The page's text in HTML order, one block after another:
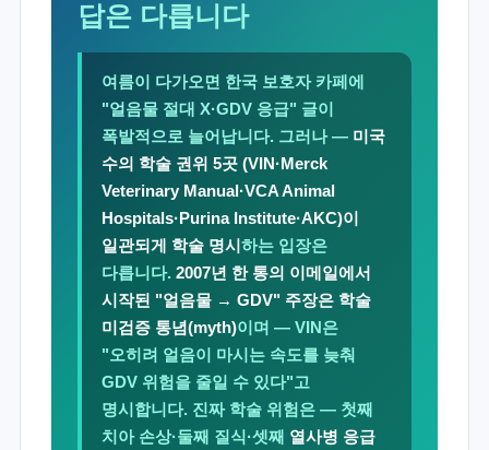
답은 다릅니다
여름이 다가오면 한국 보호자 카페에
"얼음물 절대 X·GDV 응급" 글이
폭발적으로 늘어납니다. 그러나 — 미국
수의 학술 권위 5곳 (VIN·Merck
Veterinary Manual·VCA Animal
Hospitals·Purina Institute·AKC)이
일관되게 학술 명시 하는 입장은
다릅니다. 2007년 한 통의 이메일에서
시작된 "얼음물 → GDV" 주장은 학술
미검증 통념(myth)이며 — VIN은
"오히려 얼음이 마시는 속도를 늦춰
GDV 위험을 줄일 수 있다"고
명시합니다. 진짜 학술 위험은 — 첫째
치아 손상·둘째 질식·셋째 열사병 응급